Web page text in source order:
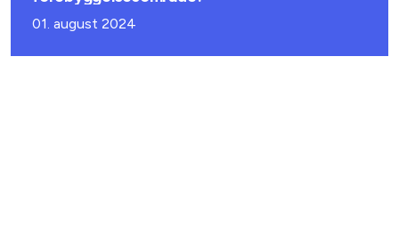
01. august 2024